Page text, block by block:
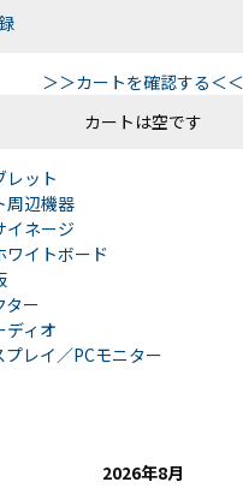
＞＞カートを確認する＜＜
カートは空です
レット
周辺機器
イネージ
ワイトボード
ター
ディオ
プレイ／PCモニター
2026年8月